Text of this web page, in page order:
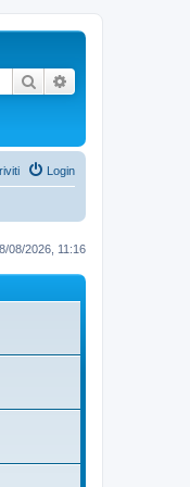
Cerca
Login
08/2026, 11:16